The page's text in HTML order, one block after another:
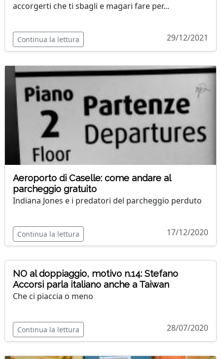
accorgerti che ti sbagli e magari fare per...
Continua la lettura 29/12/2021
Aeroporto di Caselle: come andare al
parcheggio gratuito
Indiana Jones e i predatori del parcheggio perduto
Continua la lettura 17/12/2020
NO al doppiaggio, motivo n.14: Stefano
Accorsi parla italiano anche a Taiwan
Che ci piaccia o meno
Continua la lettura 28/07/2020